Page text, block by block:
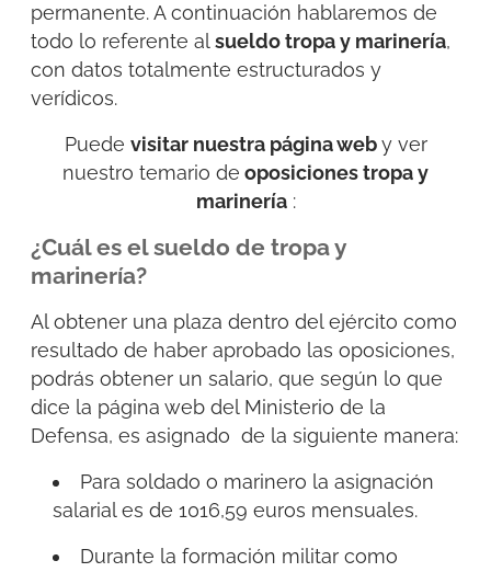
permanente. A continuación hablaremos de
todo lo referente alsueldo tropa y marinería,
con datos totalmente estructurados y
verídicos.
Puede visitar nuestra página weby ver
nuestro temario de oposiciones tropa y
marinería:
¿Cuál es el sueldo de tropa y
marinería?
Al obtener una plaza dentro del ejército como
resultado de haber aprobado las oposiciones,
podrás obtener un salario, que según lo que
dice la página web del Ministerio de la
Defensa, es asignado de la siguiente manera:
Para soldado o marinero la asignación
salarial es de 1016,59 euros mensuales.
Durante la formación militar como